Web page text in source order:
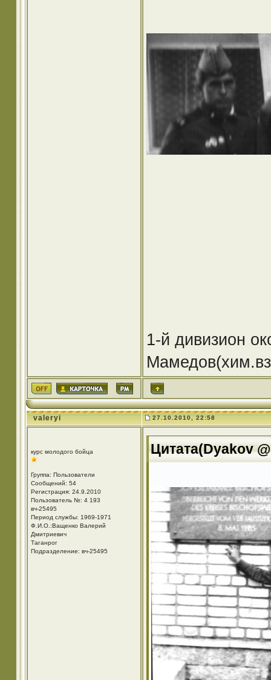
1-й дивизион
valeryi 27.10.2010, 22:58
курс молодого бойца
Группа: Пользователи
Сообщений: 54
Регистрация: 24.9.2010
Пользователь №: 4 193
вч-25495
Период службы: 1969-1971
Ф.И.О.:Ващенко Валерий
Дмитриевич
Таганрог
Подразделение: вч-25495
Цитата(Dyakov